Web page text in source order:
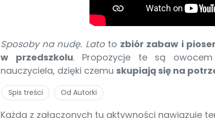
Sposoby na nudę. Latoto zbiór zabaw i
w przedszkolu. Propozycje te są owocem
nauczyciela, dzięki czemu skupiają się na
Spis treści Od Autorki
Każda z załączonych tu aktywności nawiązuje